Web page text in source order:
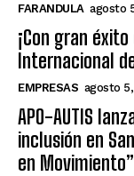
FARANDULA agosto
¡Con gran
Internacional
EMPRESAS agosto
APO-AUTIS
inclusión en
en Movimiento”